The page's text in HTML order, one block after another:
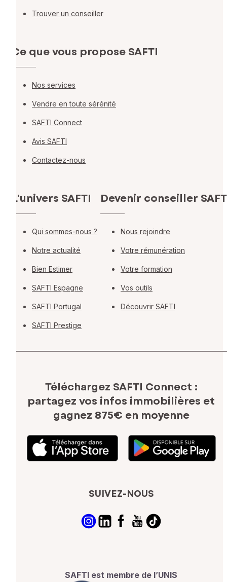
Trouver un conseiller
Ce que vous propose SAFTI
Nos services
Vendre en toute sérénité
SAFTI Connect
Avis SAFTI
Contactez-nous
L'univers SAFTI
Qui sommes-nous ?
Notre actualité
Bien Estimer
SAFTI Espagne
SAFTI Portugal
SAFTI Prestige
Devenir conseiller
Nous rejoindre
Votre rémunération
Votre formation
Vos outils
Découvrir SAFTI
Téléchargez SAFTI Connect :
partagez vos infos immobilières et
gagnez 875€ en moyenne
SUIVEZ-NOUS
SAFTI est membre de l’UNIS